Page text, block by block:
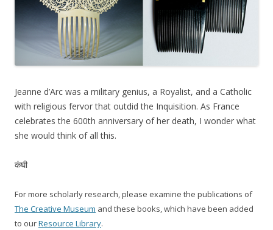
Jeanne d’Arc was a military genius, a Royalist, and a Catholic
with religious fervor that outdid the Inquisition. As France
celebrates the 600th anniversary of her death, I wonder what
she would think of all this.
कंघी
For more scholarly research, please examine the publications of
The Creative Museum and these books, which have been added
to ourResource Library.